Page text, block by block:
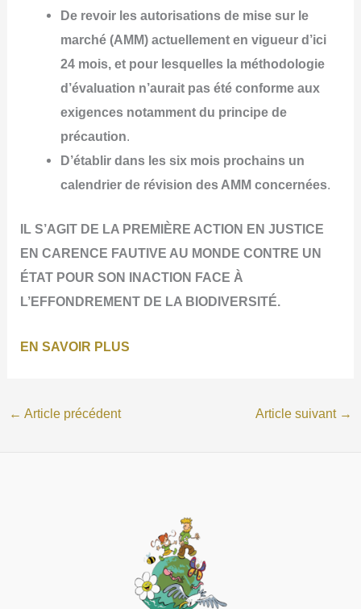
De revoir les autorisations de mise sur le
marché (AMM) actuellement en vigueur d’ici
24 mois, et pour lesquelles la méthodologie
d’évaluation n’aurait pas été conforme aux
exigences notamment du principe de
précaution.
D’établir dans les six mois prochains un
calendrier de révision des AMM concernées.
IL S’AGIT DE LA PREMIÈRE ACTION EN JUSTICE
EN CARENCE FAUTIVE AU MONDE CONTRE UN
ÉTAT POUR SON INACTION FACE À
L’EFFONDREMENT DE LA BIODIVERSITÉ.
EN SAVOIR PLUS
← Article précédent Article suivant →